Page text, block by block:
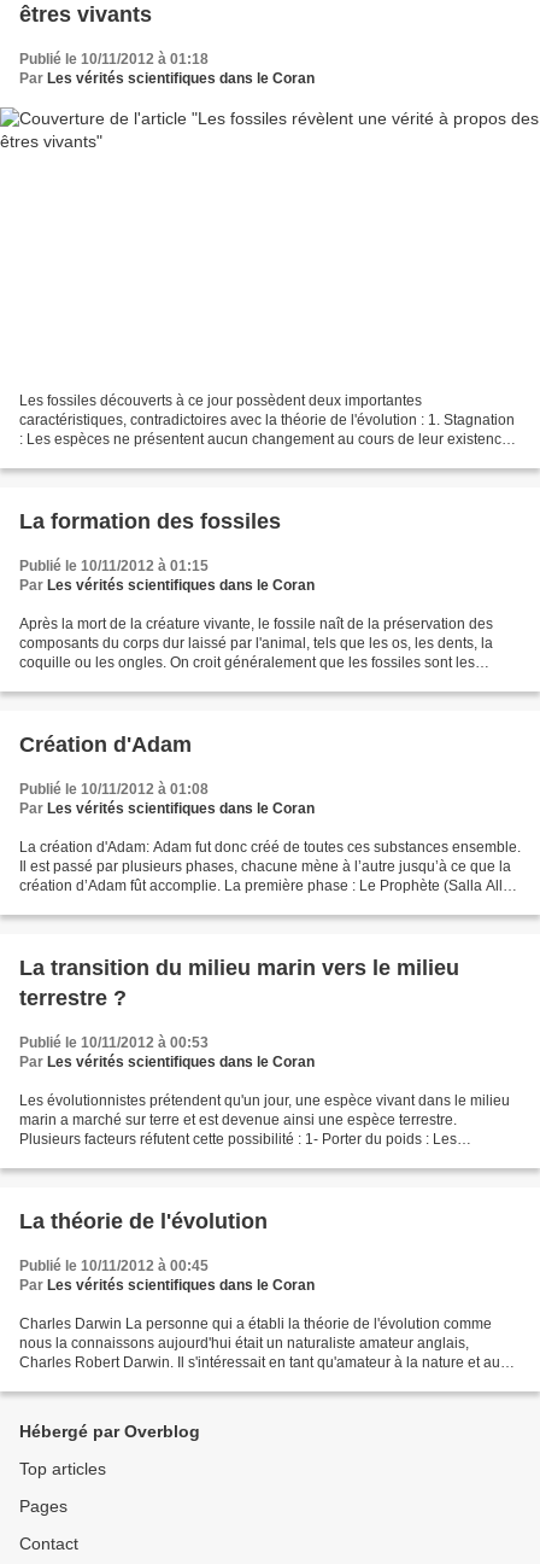
êtres vivants
Publié le 10/11/2012 à 01:18
Par Les vérités scientifiques dans le Coran
Les fossiles découverts à ce jour possèdent deux importantes
caractéristiques, contradictoires avec la théorie de l'évolution : 1. Stagnation
: Les espèces ne présentent aucun changement au cours de leur existence
La formation des fossiles
Publié le 10/11/2012 à 01:15
Par Les vérités scientifiques dans le Coran
Après la mort de la créature vivante, le fossile naît de la préservation des
composants du corps dur laissé par l'animal, tels que les os, les dents, la
coquille ou les ongles. On croit généralement que les fossiles sont les
Création d'Adam
Publié le 10/11/2012 à 01:08
Par Les vérités scientifiques dans le Coran
La création d'Adam: Adam fut donc créé de toutes ces substances ensemble.
Il est passé par plusieurs phases, chacune mène à l’autre jusqu’à ce que la
création d’Adam fût accomplie. La première phase : Le Prophète (Salla Allah
La transition du milieu marin vers le milieu
terrestre ?
Publié le 10/11/2012 à 00:53
Par Les vérités scientifiques dans le Coran
Les évolutionnistes prétendent qu'un jour, une espèce vivant dans le milieu
marin a marché sur terre et est devenue ainsi une espèce terrestre.
Plusieurs facteurs réfutent cette possibilité : 1- Porter du poids : Les
La théorie de l'évolution
Publié le 10/11/2012 à 00:45
Par Les vérités scientifiques dans le Coran
Charles Darwin La personne qui a établi la théorie de l'évolution comme
nous la connaissons aujourd'hui était un naturaliste amateur anglais,
Charles Robert Darwin. Il s'intéressait en tant qu'amateur à la nature et aux
Hébergé par Overblog
Top articles
Pages
Contact